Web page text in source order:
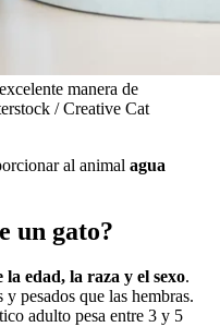
manera de
/ Creative Cat
al animal agua
un gato?
la edad, la raza y el sexo.
pesados que las hembras.
adulto pesa entre 3 y 5